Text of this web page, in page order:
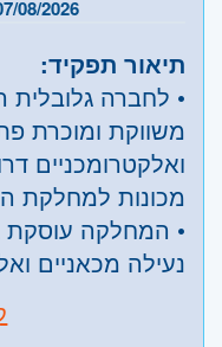
08/2026
תיאור תפקיד:
• לחברה
משווקת ומוכרת
ואלקטרומכניים
מכונות למחלקת
• המחלקה עוסקת
נעילה מכאניים
בארץ ובחו"ל,